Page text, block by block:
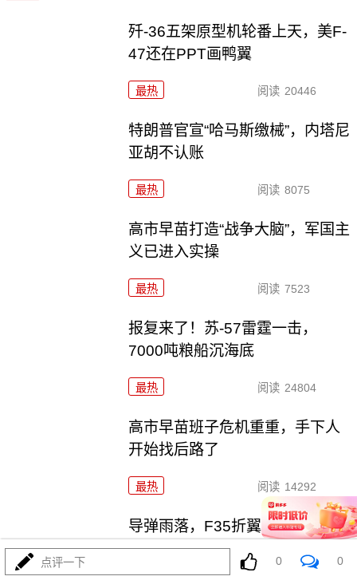
歼-36五架原型机轮番上天，美F-
47还在PPT画鸭翼
最热 阅读 20446
特朗普官宣“哈马斯缴械”，内塔尼
亚胡不认账
最热 阅读 8075
高市早苗打造“战争大脑”，军国主
义已进入实操
最热 阅读 7523
报复来了！苏-57雷霆一击，
7000吨粮船沉海底
最热 阅读 24804
高市早苗班子危机重重，手下人
开始找后路了
最热 阅读 14292
导弹雨落，F35折翼：中东这盘
棋，美利坚咋整
点评一下 0 0